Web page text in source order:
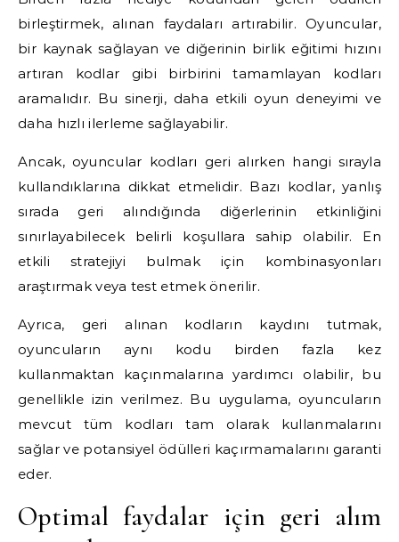
birleştirmek, alınan faydaları artırabilir. Oyuncular,
bir kaynak sağlayan ve diğerinin birlik eğitimi hızını
artıran kodlar gibi birbirini tamamlayan kodları
aramalıdır. Bu sinerji, daha etkili oyun deneyimi ve
daha hızlı ilerleme sağlayabilir.
Ancak, oyuncular kodları geri alırken hangi sırayla
kullandıklarına dikkat etmelidir. Bazı kodlar, yanlış
sırada geri alındığında diğerlerinin etkinliğini
sınırlayabilecek belirli koşullara sahip olabilir. En
etkili stratejiyi bulmak için kombinasyonları
araştırmak veya test etmek önerilir.
Ayrıca, geri alınan kodların kaydını tutmak,
oyuncuların aynı kodu birden fazla kez
kullanmaktan kaçınmalarına yardımcı olabilir, bu
genellikle izin verilmez. Bu uygulama, oyuncuların
mevcut tüm kodları tam olarak kullanmalarını
sağlar ve potansiyel ödülleri kaçırmamalarını garanti
eder.
Optimal faydalar için geri alım